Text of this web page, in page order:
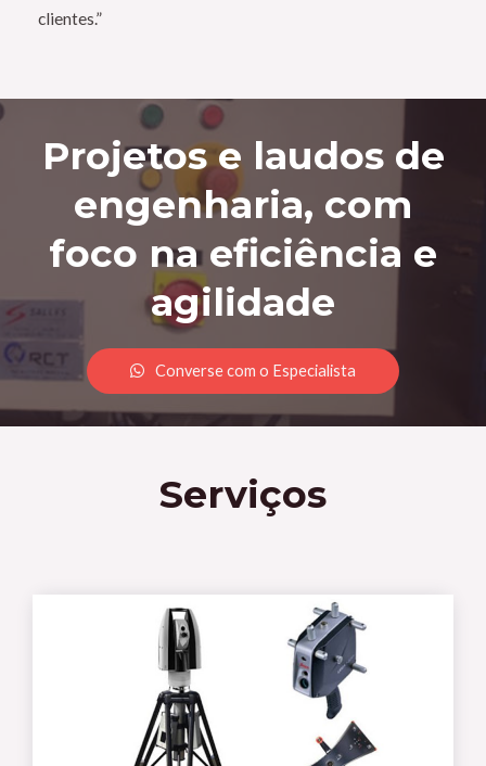
clientes.”
Projetos e laudos de
engenharia, com
foco na eficiência e
agilidade
Converse com o Especialista
Serviços